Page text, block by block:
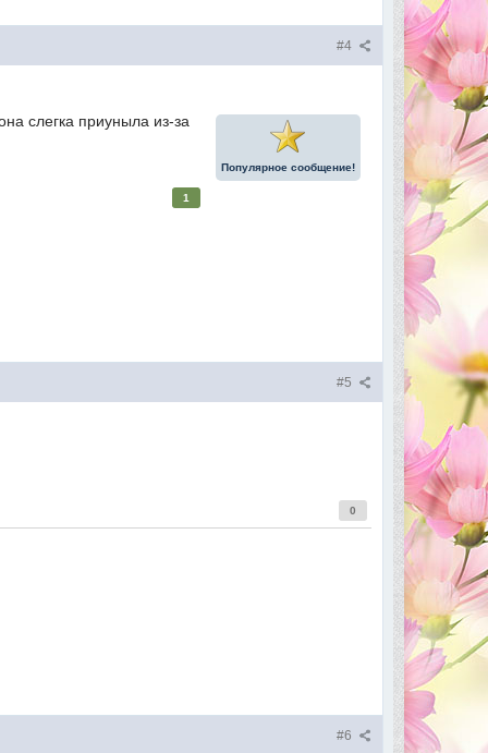
#4
Популярное сообщение!
слегка приуныла из-за
1
#5
0
#6